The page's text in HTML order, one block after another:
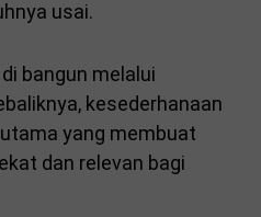
usai.
bangun melalui
kesederhanaan
yang membuat
dan relevan bagi